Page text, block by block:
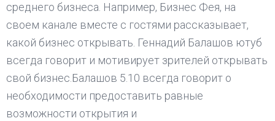
среднего бизнеса. Например, Бизнес Фея, на
своем канале вместе с гостями рассказывает,
какой бизнес открывать. Геннадий Балашов ютуб
всегда говорит и мотивирует зрителей открывать
свой бизнес.Балашов 5.10 всегда говорит о
необходимости предоставить равные
возможности открытия и